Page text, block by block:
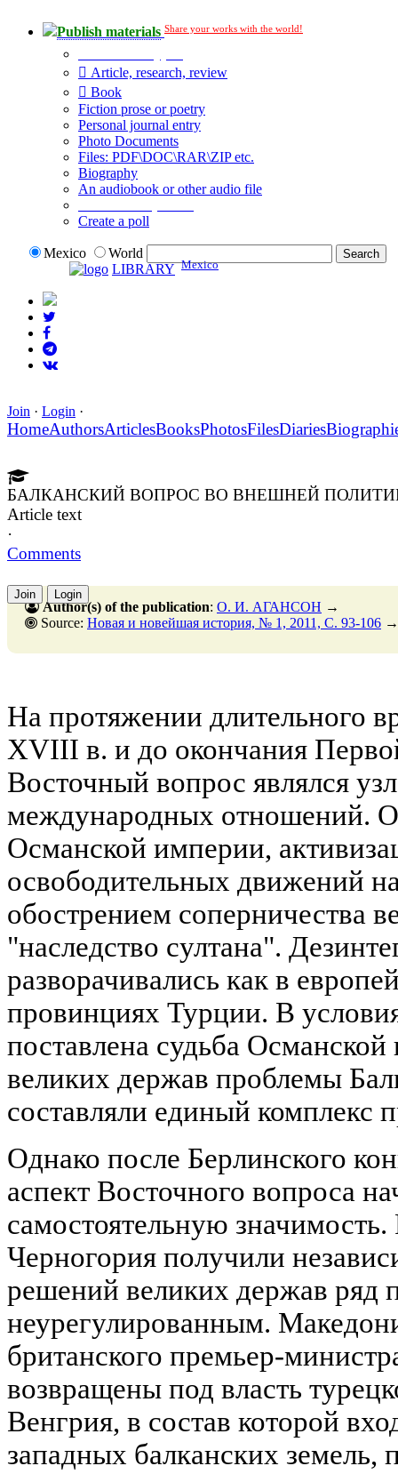
Publish materials Share your works with the world!
Article, research, review
Book
Fiction prose or poetry
Personal journal entry
Photo Documents
Files: PDF\DOC\RAR\ZIP etc.
Biography
An audiobook or other audio file
Create a poll
Mexico
World
LIBRARY Mexico
Join · Login ·
HomeAuthorsArticlesBooksPhotosFilesDiaries
БАЛКАНСКИЙ ВОПРОС ВО ВНЕШНЕЙ
Article text
·
Comments
Join Login
Author(s) of the publication: О. И. АГАНСОН →
Source: Новая и новейшая история, № 1, 2011, C. 93-106 →
На протяжении длительного
XVIII в. и до окончания
Восточный вопрос являлся
международных отношений.
Османской империи,
освободительных движений
обострением соперничества
"наследство султана".
разворачивались как в
провинциях Турции. В
поставлена судьба
великих держав проблемы
составляли единый комплекс
Однако после Берлинского
аспект Восточного вопроса
самостоятельную
Черногория получили
решений великих держав ряд
неурегулированным.
британского премьер-
возвращены под власть
Венгрия, в состав которой
западных балканских земель,